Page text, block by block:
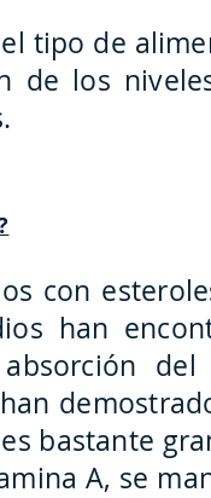
tipo de
de los
con
han
del
bastante
A, se